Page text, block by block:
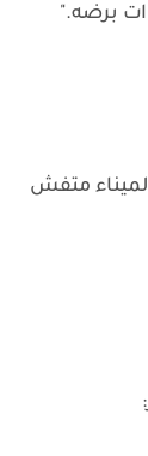
برضه."
متفش